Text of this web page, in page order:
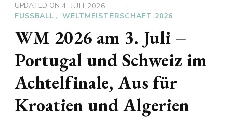
UPDATED ON 4. JULI 2026
FUSSBALL
WELTMEISTERSCHAFT 2026
WM 2026 am 3. Juli –
Portugal und Schweiz im
Achtelfinale, Aus für
Kroatien und Algerien